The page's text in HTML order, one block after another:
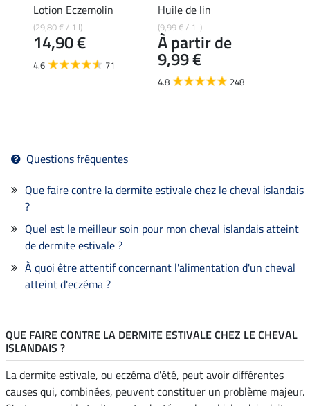
Lotion Eczemolin
(29,80 € / 1 l)
14,90 €
4.6 71
Huile de lin
(9,99 € / 1 l)
À partir de
9,99 €
4.8 248
Questions fréquentes
Que faire contre la dermite estivale chez le cheval islandais
?
Quel est le meilleur soin pour mon cheval islandais atteint
de dermite estivale ?
À quoi être attentif concernant l'alimentation d'un cheval
atteint d'eczéma ?
QUE FAIRE CONTRE LA DERMITE ESTIVALE CHEZ LE CHEVAL
ISLANDAIS ?
La dermite estivale, ou eczéma d'été, peut avoir différentes
causes qui, combinées, peuvent constituer un problème majeur.